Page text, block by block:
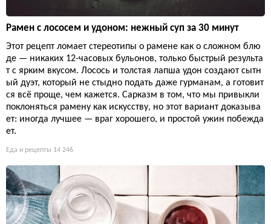
Рамен с лососем и удоном: нежный суп за 30 минут
Этот рецепт ломает стереотипы о рамене как о сложном блю
де — никаких 12-часовых бульонов, только быстрый результа
т с ярким вкусом. Лосось и толстая лапша удон создают сытн
ый дуэт, который не стыдно подать даже гурманам, а готовит
ся всё проще, чем кажется. Сарказм в том, что мы привыкли
поклоняться рамену как искусству, но этот вариант доказыва
ет: иногда лучшее — враг хорошего, и простой ужин побежда
ет.
Еда и рецепты 14 246